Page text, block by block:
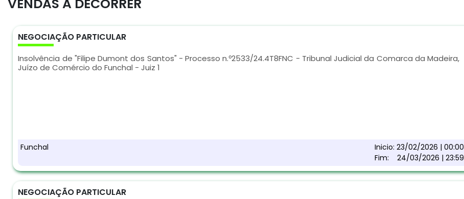
VENDAS A DECORRER
NEGOCIAÇÃO PARTICULAR
Insolvência de "Filipe Dumont dos Santos" - Processo n.º2533/24.4T8FNC - Tribunal Judicial da Comarca da Madeira,
Juízo de Comércio do Funchal - Juiz 1
Funchal Inicio: 23/02/2026 | 00:00
Fim:
24/03/2026 | 23:59
NEGOCIAÇÃO PARTICULAR